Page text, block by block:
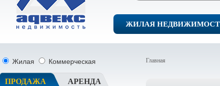
ЖИЛАЯ
Главная
Жилая Коммерческая
ПРОДАЖА АРЕНДА